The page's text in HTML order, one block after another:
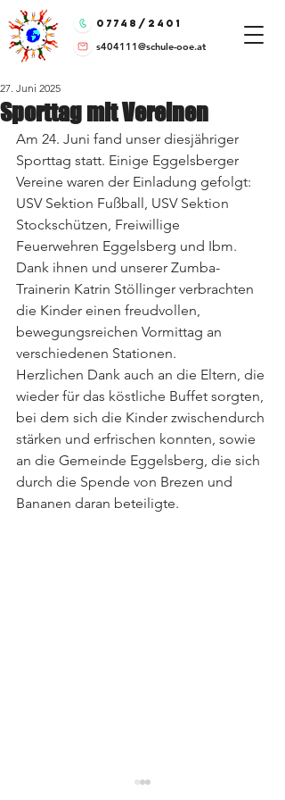
07748/2401
s404111@schule-ooe.at
Sporttag mit Vereinen
27. Juni 2025
Am 24. Juni fand unser diesjähriger
Sporttag statt. Einige Eggelsberger
Vereine waren der Einladung gefolgt:
USV Sektion Fußball, USV Sektion
Stockschützen, Freiwillige
Feuerwehren Eggelsberg und Ibm.
Dank ihnen und unserer Zumba-
Trainerin Katrin Stöllinger verbrachten
die Kinder einen freudvollen,
bewegungsreichen Vormittag an
verschiedenen Stationen.
Herzlichen Dank auch an die Eltern, die
wieder für das köstliche Buffet sorgten,
bei dem sich die Kinder zwischendurch
stärken und erfrischen konnten, sowie
an die Gemeinde Eggelsberg, die sich
durch die Spende von Brezen und
Bananen daran beteiligte.